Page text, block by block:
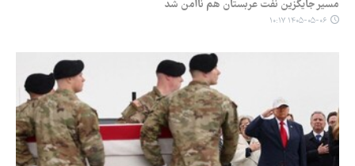
مسیر جایگزین نفت عربستان هم ناامن شد
۱۴۰۵-۰۵-۰۶ ۱۰:۱۷